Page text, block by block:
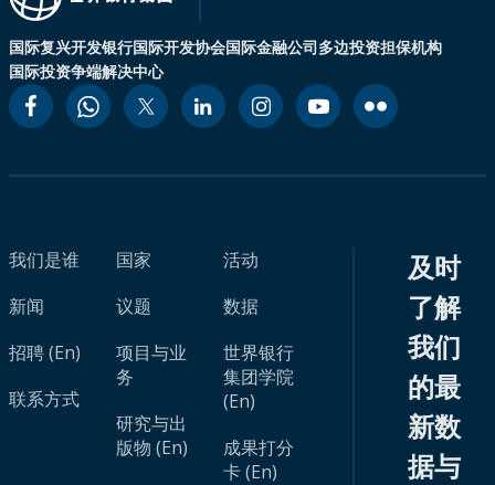
国际复兴开发银行国际开发协会国际金融公司多边投资担保机构
国际投资争端解决中心
我们是谁
新闻
招聘 (En)
联系方式
国家
议题
项目与业
务
研究与出
版物 (En)
活动
数据
世界银行
集团学院
(En)
成果打分
卡 (En)
及时
了解
我们
的最
新数
据与